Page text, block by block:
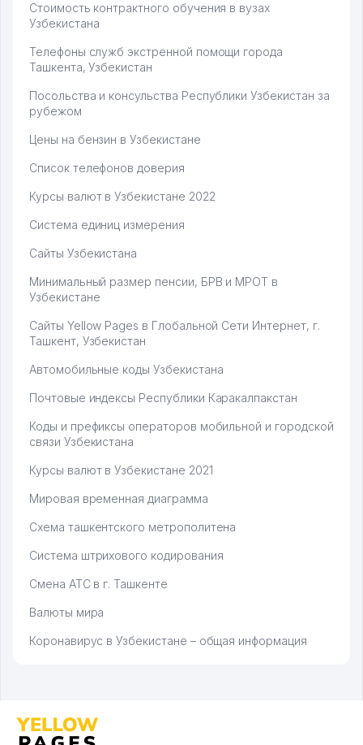
Стоимость контрактного обучения в вузах
Узбекистана
Телефоны служб экстренной помощи города
Ташкента, Узбекистан
Посольства и консульства Республики Узбекистан за
рубежом
Цены на бензин в Узбекистане
Список телефонов доверия
Курсы валют в Узбекистане 2022
Система единиц измерения
Сайты Узбекистана
Минимальный размер пенсии, БРВ и МРОТ в
Узбекистане
Сайты Yellow Pages в Глобальной Сети Интернет, г.
Ташкент, Узбекистан
Автомобильные коды Узбекистана
Почтовые индексы Республики Каракалпакстан
Коды и префиксы операторов мобильной и городской
связи Узбекистана
Курсы валют в Узбекистане 2021
Мировая временная диаграмма
Схема ташкентского метрополитена
Система штрихового кодирования
Смена АТС в г. Ташкенте
Валюты мира
Коронавирус в Узбекистане – общая информация